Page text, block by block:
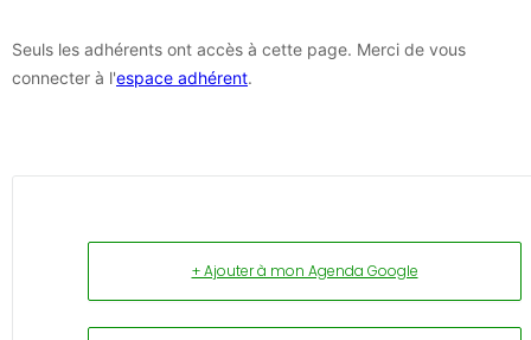
Seuls les adhérents ont accès à cette page. Merci de vous
connecter à l'espace adhérent.
+ Ajouter à mon Agenda Google